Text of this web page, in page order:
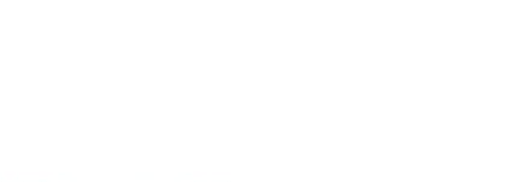
en bij aankomst zijn de bedden opgemaakt